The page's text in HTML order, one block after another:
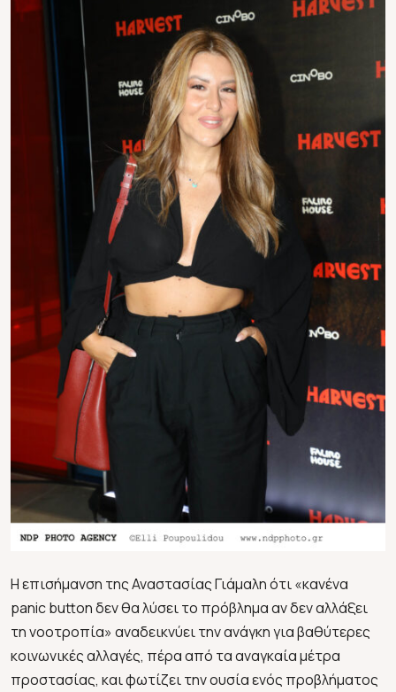
Η επισήμανση της Αναστασίας Γιάμαλη ότι «κανένα
panic button δεν θα λύσει το πρόβλημα αν δεν αλλάξει
τη νοοτροπία» αναδεικνύει την ανάγκη για βαθύτερες
κοινωνικές αλλαγές, πέρα από τα αναγκαία μέτρα
προστασίας, και φωτίζει την ουσία ενός προβλήματος